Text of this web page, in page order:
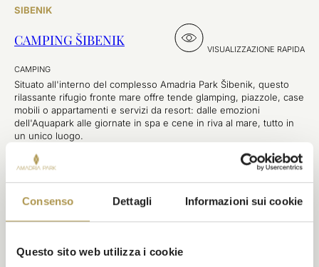
Consenso Dettagli Informazioni sui cookie
Questo sito web utilizza i cookie
SIBENIK
CAMPING ŠIBENIK
VISUALIZZAZIONE RAPIDA
CAMPING
Situato all'interno del complesso Amadria Park Šibenik, questo
rilassante rifugio fronte mare offre tende glamping, piazzole, case
mobili o appartamenti e servizi da resort: dalle emozioni
dell'Aquapark alle giornate in spa e cene in riva al mare, tutto in
un unico luogo.
VEDI